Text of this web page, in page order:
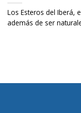
Los Esteros del Iberá,
además de ser